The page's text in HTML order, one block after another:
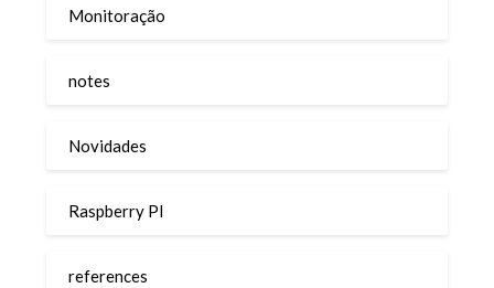
Monitoração
notes
Novidades
Raspberry PI
references